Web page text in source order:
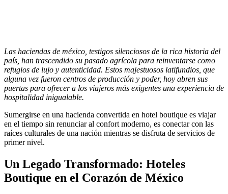
Las haciendas de méxico, testigos silenciosos de la rica historia del
país, han trascendido su pasado agrícola para reinventarse como
refugios de lujo y autenticidad. Estos majestuosos latifundios, que
alguna vez fueron centros de producción y poder, hoy abren sus
puertas para ofrecer a los viajeros más exigentes una experiencia de
hospitalidad inigualable.
Sumergirse en una hacienda convertida en hotel boutique es viajar
en el tiempo sin renunciar al confort moderno, es conectar con las
raíces culturales de una nación mientras se disfruta de servicios de
primer nivel.
Un Legado Transformado: Hoteles
Boutique en el Corazón de México